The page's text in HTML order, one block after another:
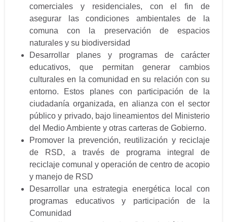
comerciales y residenciales, con el fin de
asegurar las condiciones ambientales de la
comuna con la preservación de espacios
naturales y su biodiversidad
Desarrollar planes y programas de carácter
educativos, que permitan generar cambios
culturales en la comunidad en su relación con su
entorno. Estos planes con participación de la
ciudadanía organizada, en alianza con el sector
público y privado, bajo lineamientos del Ministerio
del Medio Ambiente y otras carteras de Gobierno.
Promover la prevención, reutilización y reciclaje
de RSD, a través de programa integral de
reciclaje comunal y operación de centro de acopio
y manejo de RSD
Desarrollar una estrategia energética local con
programas educativos y participación de la
Comunidad